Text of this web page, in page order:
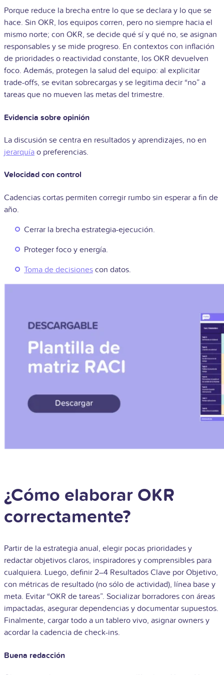
Porque reduce la brecha entre lo que se declara y lo que se
hace. Sin OKR, los equipos corren, pero no siempre hacia el
mismo norte; con OKR, se decide qué sí y qué no, se asignan
responsables y se mide progreso. En contextos con inflación
de prioridades o reactividad constante, los OKR devuelven
foco. Además, protegen la salud del equipo: al explicitar
trade-offs, se evitan sobrecargas y se legitima decir “no” a
tareas que no mueven las metas del trimestre.
Evidencia sobre opinión
La discusión se centra en resultados y aprendizajes, no en
jerarquía o preferencias.
Velocidad con control
Cadencias cortas permiten corregir rumbo sin esperar a fin de
año.
Cerrar la brecha estrategia-ejecución.
Proteger foco y energía.
Toma de decisiones con datos.
¿Cómo elaborar OKR
correctamente?
Partir de la estrategia anual, elegir pocas prioridades y
redactar objetivos claros, inspiradores y comprensibles para
cualquiera. Luego, definir 2–4 Resultados Clave por Objetivo,
con métricas de resultado (no sólo de actividad), línea base y
meta. Evitar “OKR de tareas”. Socializar borradores con áreas
impactadas, asegurar dependencias y documentar supuestos.
Finalmente, cargar todo a un tablero vivo, asignar owners y
acordar la cadencia de check-ins.
Buena redacción